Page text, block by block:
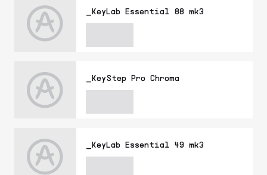
_KeyLab Essential 88 mk3
_KeyStep Pro Chroma
_KeyLab Essential 49 mk3